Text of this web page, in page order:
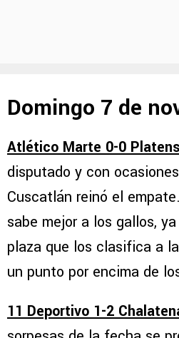
Domingo 7 de
Atlético Marte 0-0
disputado y con
Cuscatlán reinó el
sabe mejor a los gallos,
plaza que los clasifica a
un punto por encima de
11 Deportivo 1-2